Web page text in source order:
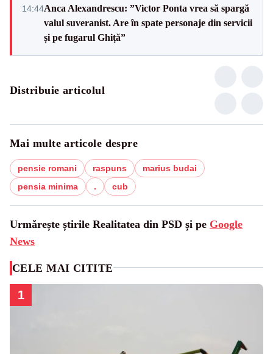
14:44Anca Alexandrescu: ”Victor Ponta vrea să spargă
valul suveranist. Are în spate personaje din servicii
și pe fugarul Ghiță”
Distribuie articolul
Mai multe articole despre
pensie romani raspuns
marius budai
pensia minima
. cub
Urmărește știrile Realitatea din PSD și pe Google
News
CELE MAI CITITE
1